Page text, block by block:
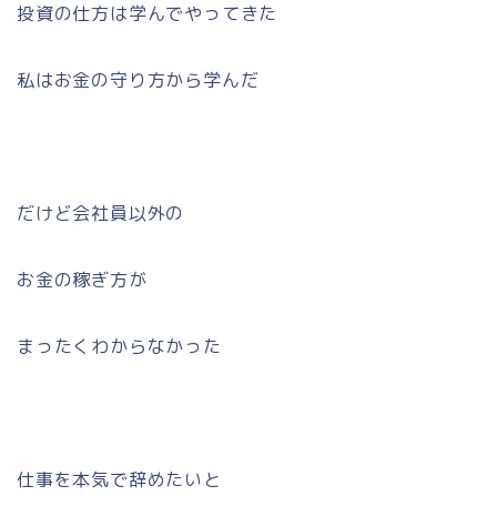
投資の仕方は学んでやってきた
私はお金の守り方から学んだ
だけど会社員以外の
お金の稼ぎ方が
まったくわからなかった
仕事を本気で辞めたいと